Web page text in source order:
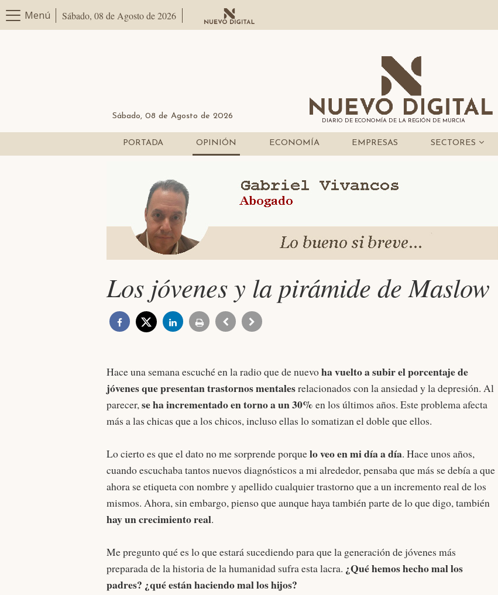
Menú Sábado, 08 de Agosto de 2026
Sábado, 08 de Agosto de 2026
DIARIO DE ECONOMÍA DE LA REGIÓN DE MURCIA
PORTADA OPINIÓN ECONOMÍA EMPRESAS SECTORES
Los jóvenes y la pirámide de Maslow
Hace una semana escuché en la radio que de nuevoha vuelto a subir el porcentaje de
jóvenes que presentan trastornos mentalesrelacionados con la ansiedad y la depresión. Al
parecer,se ha incrementado en torno a un 30% en los últimos años. Este problema afecta
más a las chicas que a los chicos, incluso ellas lo somatizan el doble que ellos.
Lo cierto es que el dato no me sorprende porquelo veo en mi día a día. Hace unos años,
cuando escuchaba tantos nuevos diagnósticos a mi alrededor, pensaba que más se debía a que
ahora se etiqueta con nombre y apellido cualquier trastorno que a un incremento real de los
mismos. Ahora, sin embargo, pienso que aunque haya también parte de lo que digo, también
hay un crecimiento real.
Me pregunto qué es lo que estará sucediendo para que la generación de jóvenes más
preparada de la historia de la humanidad sufra esta lacra. ¿Qué hemos hecho mal los
padres? ¿qué están haciendo mal los hijos?